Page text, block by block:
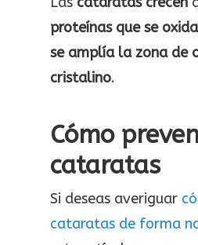
proteínas que se
se amplía la zona de
cristalino.
Cómo
cataratas
Si deseas averiguar
cataratas de forma